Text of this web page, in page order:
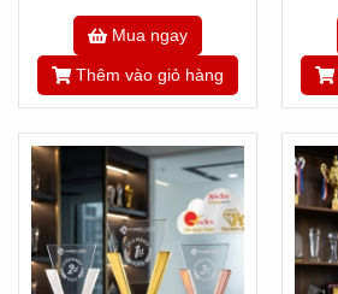
Mua ngay
Thêm vào giỏ hàng